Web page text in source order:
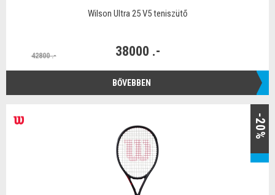
Wilson Ultra 25 V5 teniszütő
42800 .- 38000 .-
BŐVEBBEN
-20%